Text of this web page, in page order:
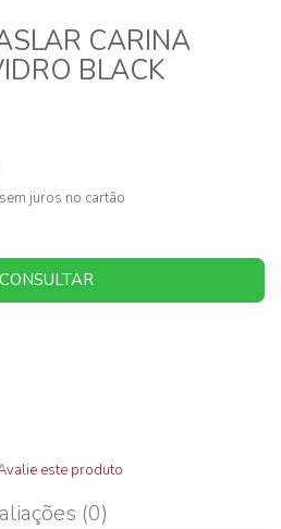
CARINA
BLACK
sem juros no cartão
CONSULTAR
este produto
(0)